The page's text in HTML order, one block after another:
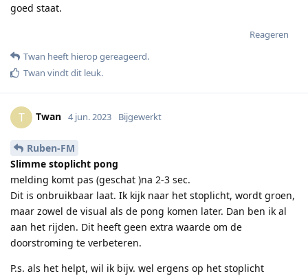
goed staat.
Reageren
Twan heeft hierop gereageerd.
Twan vindt dit leuk.
T Twan 4 jun. 2023 Bijgewerkt
Ruben-FM
Slimme stoplicht pong
melding komt pas (geschat )na 2-3 sec.
Dit is onbruikbaar laat. Ik kijk naar het stoplicht, wordt groen,
maar zowel de visual als de pong komen later. Dan ben ik al
aan het rijden. Dit heeft geen extra waarde om de
doorstroming te verbeteren.
P.s. als het helpt, wil ik bijv. wel ergens op het stoplicht